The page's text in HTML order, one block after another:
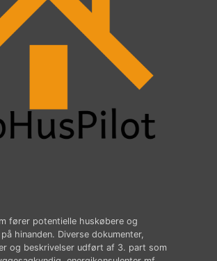
fører potentielle huskøbere og
hinanden. Diverse dokumenter,
og beskrivelser udført af 3. part som